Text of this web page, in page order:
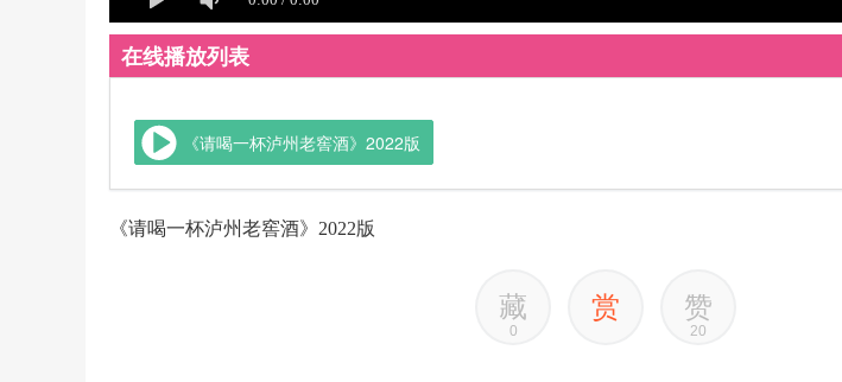
在线播放列表
《请喝一杯泸州老窖酒》2022版
《请喝一杯泸州老窖酒》2022版
藏
0
赏 赞
20